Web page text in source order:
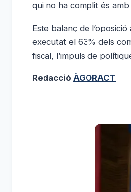
qui no ha complit és amb
Este balanç de
executat el 63% dels
fiscal, l’impuls de
Redacció ÀGORACT